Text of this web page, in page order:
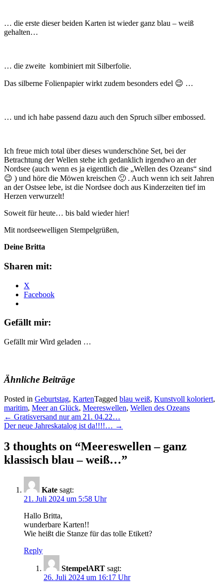
… die erste dieser beiden Karten ist wieder ganz blau – weiß
gehalten…
… die zweite kombiniert mit Silberfolie.
Das silberne Folienpapier wirkt zudem besonders edel 😉 …
… und ich habe passend dazu auch den Spruch silber embossed.
Ich freue mich total über dieses wunderschöne Set, bei der
Betrachtung der Wellen stehe ich gedanklich irgendwo an der
Nordsee (auch wenn es ja eigentlich die „Wellen des Ozeans“ sind
😉 ) und höre die Möwen kreischen 🙂 . Auch wenn ich seit Jahren
an der Ostsee lebe, ist die Nordsee doch aus Kinderzeiten tief im
Herzen verwurzelt!
Soweit für heute… bis bald wieder hier!
Mit nordseewelligen Stempelgrüßen,
Deine Britta
Sharen mit:
X
Facebook
Gefällt mir:
Gefällt mir Wird geladen …
Ähnliche Beiträge
Posted in Geburtstag, KartenTagged blau weiß, Kunstvoll koloriert,
maritim, Meer an Glück, Meereswellen, Wellen des Ozeans
Post
navigation
← Gratisversand nur am 21. 04.22…
Der neue Jahreskatalog ist da!!!!… →
3 thoughts on “Meereswellen – ganz
klassisch blau – weiß…”
Kate sagt:
21. Juli 2024 um 5:58 Uhr
Hallo Britta,
wunderbare Karten!!
Wie heißt die Stanze für das tolle Etikett?
Reply
StempelART sagt:
26. Juli 2024 um 16:17 Uhr